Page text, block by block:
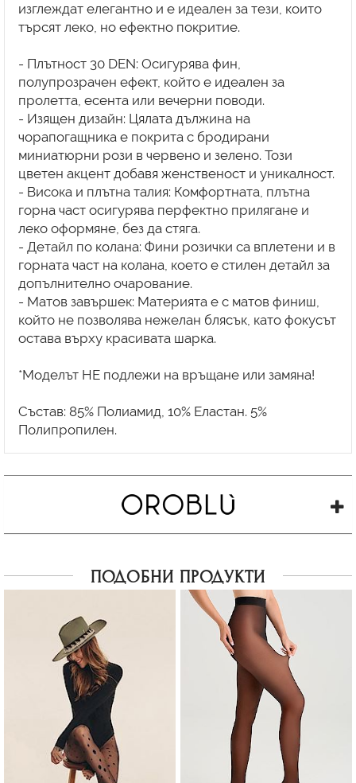
изглеждат елегантно и е идеален за тези, които
търсят леко, но ефектно покритие.
- Плътност 30 DEN: Осигурява фин,
полупрозрачен ефект, който е идеален за
пролетта, есента или вечерни поводи.
- Изящен дизайн: Цялата дължина на
чорапогащника е покрита с бродирани
миниатюрни рози в червено и зелено. Този
цветен акцент добавя женственост и уникалност.
- Висока и плътна талия: Комфортната, плътна
горна част осигурява перфектно прилягане и
леко оформяне, без да стяга.
- Детайл по колана: Фини розички са вплетени и в
горната част на колана, което е стилен детайл за
допълнително очарование.
- Матов завършек: Материята е с матов финиш,
който не позволява нежелан блясък, като фокусът
остава върху красивата шарка.
*Моделът НЕ подлежи на връщане или замяна!
Състав: 85% Полиамид, 10% Еластан. 5%
Полипропилен.
ПОДОБНИ ПРОДУКТИ